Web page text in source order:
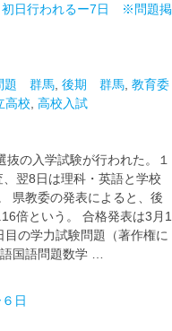
初日行われるー7日 ※問題掲
題 群馬 後期 群馬 教育委
高校 高校入試
の入学試験が行われた。１
翌8日は理科・英語と学校
県教委の発表によると、後
倍という。 合格発表は3月1
の学力試験問題（著作権に
国語問題数学 …
日